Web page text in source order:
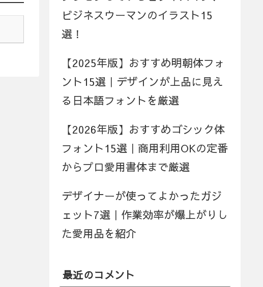
ビジネスウーマンのイラスト15
選！
【2025年版】おすすめ明朝体フォ
ント15選｜デザインが上品に見え
る日本語フォントを厳選
【2026年版】おすすめゴシック体
フォント15選｜商用利用OKの定番
からプロ愛用書体まで厳選
デザイナーが使ってよかったガジ
ェット7選｜作業効率が爆上がりし
た愛用品を紹介
最近のコメント